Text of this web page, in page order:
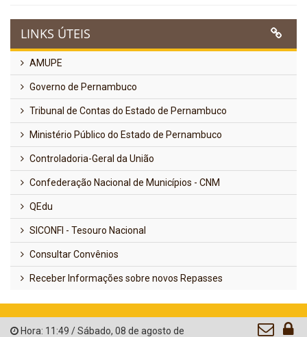
LINKS ÚTEIS
AMUPE
Governo de Pernambuco
Tribunal de Contas do Estado de Pernambuco
Ministério Público do Estado de Pernambuco
Controladoria-Geral da União
Confederação Nacional de Municípios - CNM
QEdu
SICONFI - Tesouro Nacional
Consultar Convênios
Receber Informações sobre novos Repasses
Hora: 11:49 /Sábado, 08 de agosto de